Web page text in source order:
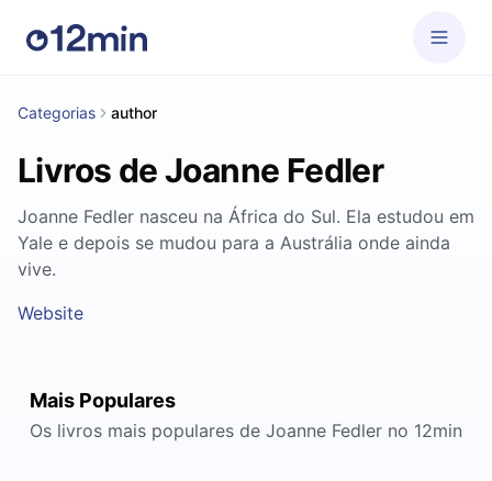
Categorias author
Livros de Joanne Fedler
Joanne Fedler nasceu na África do Sul. Ela estudou em
Yale e depois se mudou para a Austrália onde ainda
vive.
Website
Mais Populares
Os livros mais populares de Joanne Fedler no 12min